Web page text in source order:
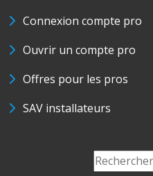
Connexion compte pro
Ouvrir un compte pro
Offres pour les pros
SAV installateurs